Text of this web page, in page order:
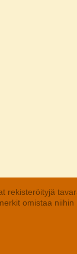
rekisteröityjä
omistaa